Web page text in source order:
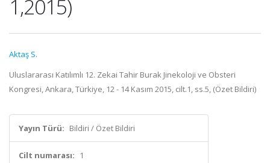
1,2015)
Aktaş S.
Uluslararası Katılımlı 12. Zekai Tahir Burak Jinekoloji ve Obsteri
Kongresi, Ankara, Türkiye, 12 - 14 Kasım 2015, cilt.1, ss.5, (Özet Bildiri)
Yayın Türü: Bildiri / Özet Bildiri
Cilt numarası: 1